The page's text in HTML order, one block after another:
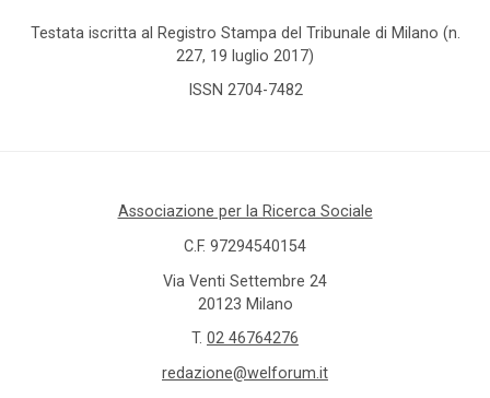
Testata iscritta al Registro Stampa del Tribunale di Milano (n.
227, 19 luglio 2017)
ISSN 2704-7482
Associazione per la Ricerca Sociale
C.F. 97294540154
Via Venti Settembre 24
20123 Milano
T. 02 46764276
redazione@welforum.it